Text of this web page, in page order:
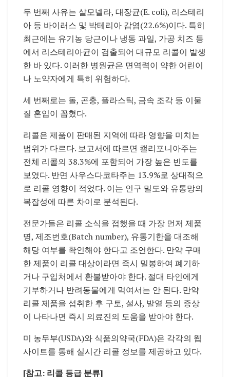
두 번째 사유는 살모넬라, 대장균(E. coli), 리스테리
아 등 바이러스 및 박테리아 감염(22.6%)이다. 특히
최근에는 유기농 당근이나 냉동 과일, 가공 치즈 등
에서 리스테리아균이 검출되어 대규모 리콜이 발생
한 바 있다. 이러한 병원균은 면역력이 약한 어린이
나 노약자에게 특히 위험하다.
세 번째로는 돌, 곤충, 플라스틱, 금속 조각 등 이물
질 혼입이 꼽혔다.
리콜은 제품이 판매된 지역에 따라 영향을 미치는
범위가 다르다. 보고서에 따르면 캘리포니아주는
전체 리콜의 38.3%에 포함되어 가장 높은 빈도를
보였다. 반면 사우스다코타주는 13.9%로 상대적으
로 리콜 영향이 적었다. 이는 인구 밀도와 유통망의
복잡성에 따른 차이로 분석된다.
전문가들은 리콜 소식을 접했을 때 가장 먼저 제품
명, 제조번호(Batch number), 유통기한을 대조해
해당 여부를 확인해야 한다고 조언한다. 만약 구매
한 제품이 리콜 대상이라면 즉시 밀봉하여 폐기하
거나 구입처에서 환불받아야 한다. 절대 타인에게
기부하거나 반려동물에게 먹여서는 안 된다. 만약
리콜 제품을 섭취한 후 구토, 설사, 발열 등의 증상
이 나타나면 즉시 의료진의 도움을 받아야 한다.
미 농무부(USDA)와 식품의약국(FDA)은 각각의 웹
사이트를 통해 실시간 리콜 정보를 제공하고 있다.
[참고: 리콜 등급 분류]